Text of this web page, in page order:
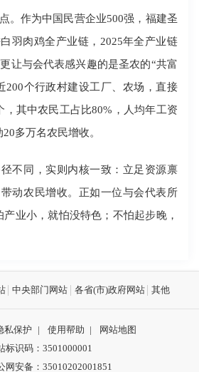
作为中国民营企业500强，福建圣
羽肉鸡全产业链，2025年全产业链
让与会代表感兴趣的是圣农的“共富
个行政村建设工厂、农场，直接
，其中农民工占比80%，人均年工资
多万名农民增收。
同，实则内核一致：立足资源禀
动农民增收。正如一位与会代表所
业小，就怕没特色；不怕起步晚，
中央部门网站 各省(市)政府网站 其他
私保护 | 使用帮助 |
网站地图
标识码：3501000001
网安备： 35010202001851